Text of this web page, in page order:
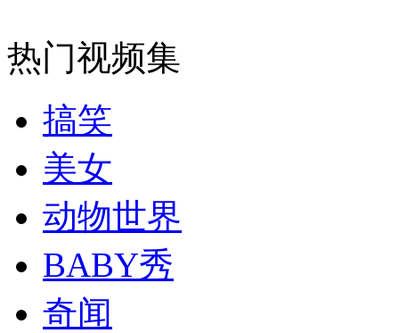
纽约上演“枕头大战”
司机酒驾遇交警 急速倒车逃窜
热门视频集
搞笑
美女
动物世界
BABY秀
奇闻